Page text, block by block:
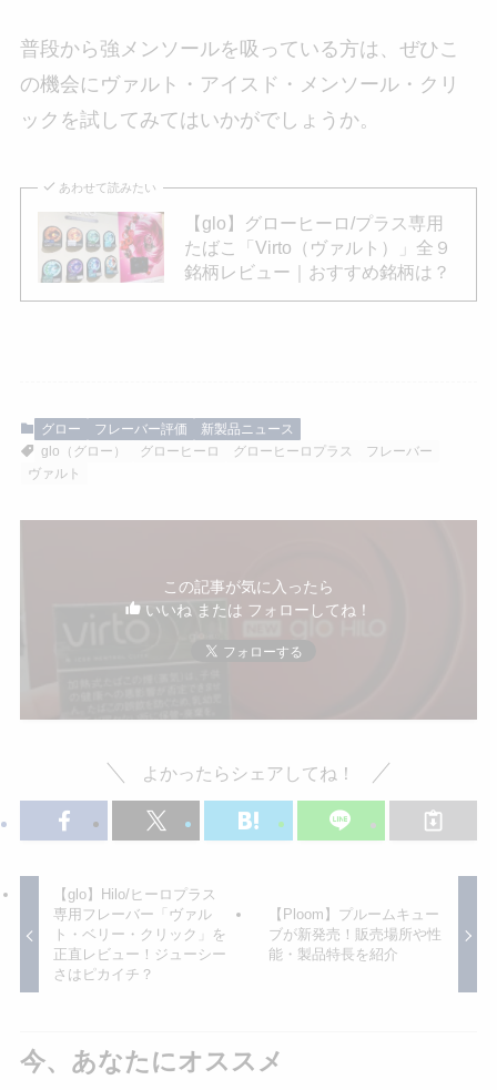
普段から強メンソールを吸っている方は、ぜひこ
の機会にヴァルト・アイスド・メンソール・クリ
ックを試してみてはいかがでしょうか。
あわせて読みたい
【glo】グローヒーロ/プラス専用
たばこ「Virto（ヴァルト）」全９
銘柄レビュー｜おすすめ銘柄は？
グロー フレーバー評価
新製品ニュース
glo（グロー）
グローヒーロ グローヒーロプラス
フレーバー
ヴァルト
この記事が気に入ったら
いいね または フォローしてね！
よかったらシェアしてね！
【glo】Hilo/ヒーロプラス
専用フレーバー「ヴァル
ト・ベリー・クリック」を
正直レビュー！ジューシー
さはピカイチ？
【Ploom】プルームキュー
ブが新発売！販売場所や性
能・製品特長を紹介
今、あなたにオススメ